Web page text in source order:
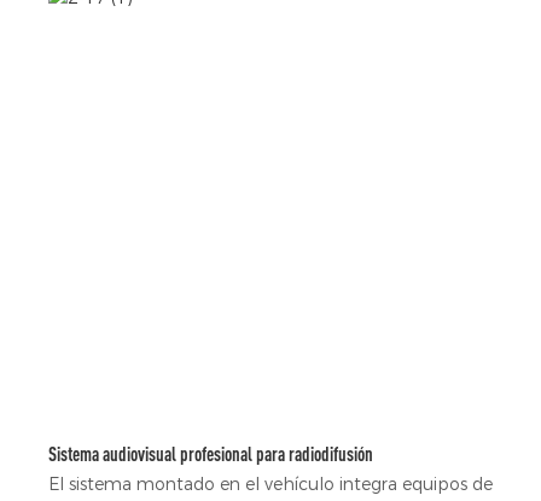
Sistema audiovisual profesional para radiodifusión
El sistema montado en el vehículo integra equipos de